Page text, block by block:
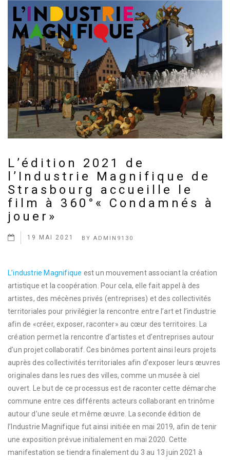
L’édition 2021 de
l’Industrie Magnifique de
Strasbourg accueille le
film à 360°« Condamnés à
jouer»
19 MAI 2021 BYADMIN9130
L’industrie Magnifique est un mouvement associant la création
artistique et la coopération. Pour cela, elle fait appel à des
artistes, des mécènes privés (entreprises) et des collectivités
territoriales pour privilégier la rencontre entre l’art et l’industrie
afin de «créer, exposer, raconter» au cœur des territoires. La
création permet la rencontre d’artistes et d’entreprises autour
d’un projet collaboratif. Ces binômes portent ainsi leurs projets
auprès des collectivités territoriales afin d’exposer leurs œuvres
originales dans les rues des villes, comme un musée à ciel
ouvert. Le but de ce processus est de raconter cette démarche
commune entre ces différents acteurs collaborant en trinôme
autour d’une seule et même œuvre. La seconde édition de
l’Industrie Magnifique fut ainsi initiée en mai 2019, afin de tenir
une exposition prévue initialement en mai 2020. Cette
manifestation se tiendra finalement du 3 au 13 juin 2021 à